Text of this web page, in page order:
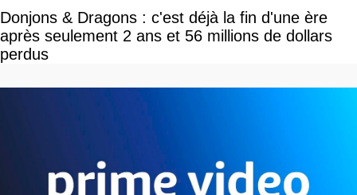
Donjons & Dragons : c'est déjà la fin d'une ère
après seulement 2 ans et 56 millions de dollars
perdus